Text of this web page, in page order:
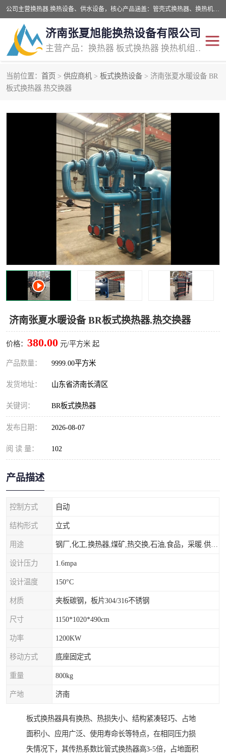
公司主营换热器.换热设备、供水设备，核心产品涵盖：管壳式换热器、换热机组、不锈钢组合式水箱、水处理设备等，提供非标设备集生产、销售、安装一体化服务，可满足全国酒店、学校、医院、商业综合体、工业项目等多场景换热与供水需求。
济南张夏旭能换热设备有限公司
主营产品：换热器 板式换热器 换热机组 供水设备 水处理设备
当前位置： 首页 > 供应商机 > 板式换热设备 > 济南张夏水暖设备 BR
板式换热器.热交换器
济南张夏水暖设备 BR板式换热器.热交换器
价格： 380.00 元/平方米 起
产品数量： 9999.00平方米
发货地址： 山东省济南长清区
关键词： BR板式换热器
发布日期： 2026-08-07
阅 读 量： 102
产品描述
控制方式 自动
结构形式 立式
用途
设计压力 1.6mpa
设计温度 150°C
材质 夹板碳钢，板片304/316不锈钢
尺寸 1150*1020*490cm
功率 1200KW
移动方式 底座固定式
重量 800kg
产地 济南
板式换热器具有换热、热损失小、结构紧凑轻巧、占地
面积小、应用广泛、使用寿命长等特点，在相同压力损
失情况下，其传热系数比管式换热器高3-5倍，占地面积
管壳式换热器
汽水换热机组 板式换热设备
板式换热机组 定压补水装置
囊式膨胀水箱 水处理器设备
智能供水设备 锅炉辅机设备
非标加工设备